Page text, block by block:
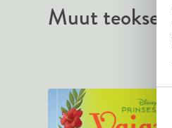
Muut teokset